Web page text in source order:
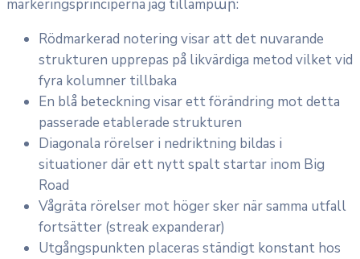
markeringsprinciperna jag tillämpար:
Rödmarkerad notering visar att det nuvarande
strukturen upprepas på likvärdiga metod vilket vid
fyra kolumner tillbaka
En blå beteckning visar ett förändring mot detta
passerade etablerade strukturen
Diagonala rörelser i nedriktning bildas i
situationer där ett nytt spalt startar inom Big
Road
Vågräta rörelser mot höger sker när samma utfall
fortsätter (streak expanderar)
Utgångspunkten placeras ständigt konstant hos